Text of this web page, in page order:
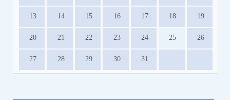
13 14 15 16 17 18 19
20 21 22 23 24 25 26
27 28 29 30 31